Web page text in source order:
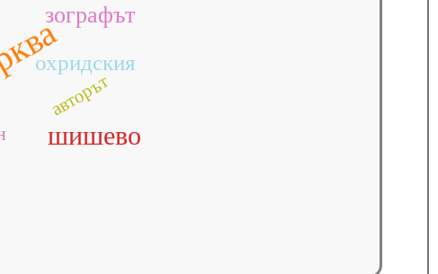
шишево
зографът
охридския
авторът